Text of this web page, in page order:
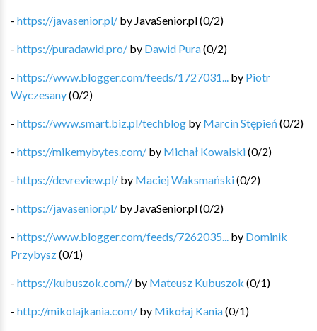
- https://javasenior.pl/ by JavaSenior.pl(0/2)
- https://puradawid.pro/ by Dawid Pura(0/2)
- https://www.blogger.com/feeds/1727031... by Piotr
Wyczesany(0/2)
- https://www.smart.biz.pl/techblog by Marcin Stępień (0/2)
- https://mikemybytes.com/ by Michał Kowalski(0/2)
- https://devreview.pl/ by Maciej Waksmański(0/2)
- https://javasenior.pl/ by JavaSenior.pl(0/2)
- https://www.blogger.com/feeds/7262035... by Dominik
Przybysz(0/1)
- https://kubuszok.com// by Mateusz Kubuszok (0/1)
- http://mikolajkania.com/ by Mikołaj Kania(0/1)